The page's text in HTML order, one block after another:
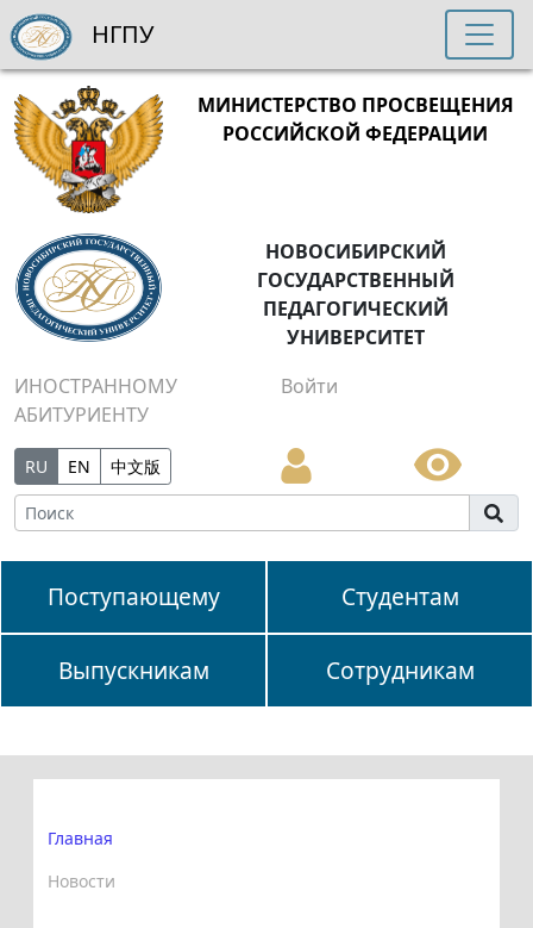
МИНИСТЕРСТВО ПРОСВЕЩЕНИЯ
РОССИЙСКОЙ ФЕДЕРАЦИИ
НОВОСИБИРСКИЙ
ГОСУДАРСТВЕННЫЙ
ПЕДАГОГИЧЕСКИЙ
УНИВЕРСИТЕТ
ИНОСТРАННОМУ
АБИТУРИЕНТУ
Войти
RU EN 中文版
Поступающему Студентам
Выпускникам Сотрудникам
НГПУ
Главная
Новости